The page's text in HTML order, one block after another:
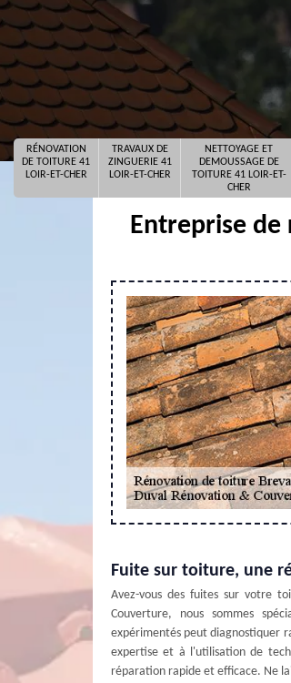
RÉNOVATION
DE TOITURE 41
LOIR-ET-CHER
TRAVAUX DE
ZINGUERIE 41
LOIR-ET-CHER
NETTOYAGE ET
DEMOUSSAGE DE
TOITURE 41 LOIR-ET-
CHER
Entreprise
Fuite sur toiture, une
Avez-vous des fuites sur votre
Couverture, nous sommes
expérimentés peut diagnostiquer
expertise et à l'utilisation de
réparation rapide et efficace. Ne